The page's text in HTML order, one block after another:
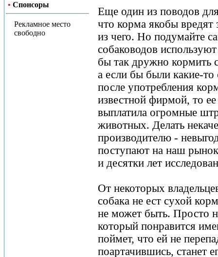
• Спонсоры
Рекламное место
свободно
Еще один из поводов
что корма якобы вредят
из чего. Но подумайте
собаководов
бы так дружно кормить
а если бы были какие-то
после употребления
известной фирмой, то
выплатила огромные
животных. Делать
производителю -
поступают на наш
и десятки лет
От некоторых
собака не ест сухой
не может быть. Просто
который понравится
поймет, что ей не
поартачившись, станет